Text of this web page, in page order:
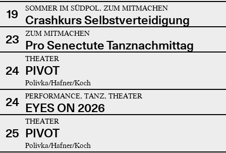
19 SOMMER IM SÜDPOL, ZUM MITMACHEN
Crashkurs Selbstverteidigung
23
ZUM MITMACHEN
Pro Senectute Tanznachmittag
24
THEATER
PIVOT
Polivka/Hafner/Koch
24 PERFORMANCE, TANZ, THEATER
EYES ON 2026
25
THEATER
PIVOT
Polivka/Hafner/Koch